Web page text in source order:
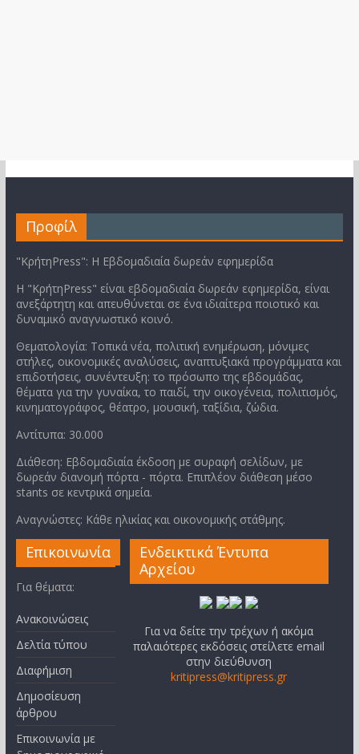
Προφίλ
"ΚρήτηPress": Η Εβδομαδιαία δωρεάν εφημερίδα
Η "ΚρήτηPress" είναι εβδομαδιαία δωρεάν εφημερίδα, είναι
ανεξάρτητη και απευθύνεται σε ένα ιδιαίτερα ποιοτικό και
δυναμικό αναγνωστικό κοινό.
Θεματολογία: Τοπικά νέα, πολιτική ενημέρωση, μόνιμες
στήλες, οικονομικές αναλύσεις, αναπτυξιακά προγράμματα και
επιδοτήσεις, συνέντευξη: το πρόσωπο της εβδομάδας,
θέματα για την γυναίκα, το παιδί, την οικογένεια, πολιτισμός,
κινηματογράφος, θέατρο, μουσική, ταξίδια, ζώδια.
Αντίτυπα: 30.000
Διάθεση: Εβδομαδιαία έκδοση με συραφή σελίδων, με
δωρεάν διανομή πόρτα - πόρτα. Επιπλέον διάθεση μέσο
stants σε κεντρικά σημεία.
Αναγνώστες: Κάθε ηλικίας και οικονομικής στάθμης.
Επικοινωνία
Για θέματα:
Ανακοινώσεις
Δελτία τύπου
Διαφήμιση
Δημοσίευση
άρθρου
Επικοινωνία με
Ενδεικτικά Έντυπα
Αρχείου
Για να δείτε την τρέχων ή ακόμα
παλαιότερες εκδόσεις στείλετε email
στην διεύθυνση
kritipress@kritipress.gr